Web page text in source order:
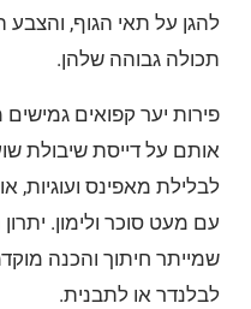
להגן על תאי הגוף, והצבע
תכולה גבוהה שלהן.
פירות יער קפואים
אותם על דייסת שיבולת
לבלילת מאפינס ועוגיות,
עם מעט סוכר ולימון.
שמייתר חיתוך והכנה
לבלנדר או לתבנית.